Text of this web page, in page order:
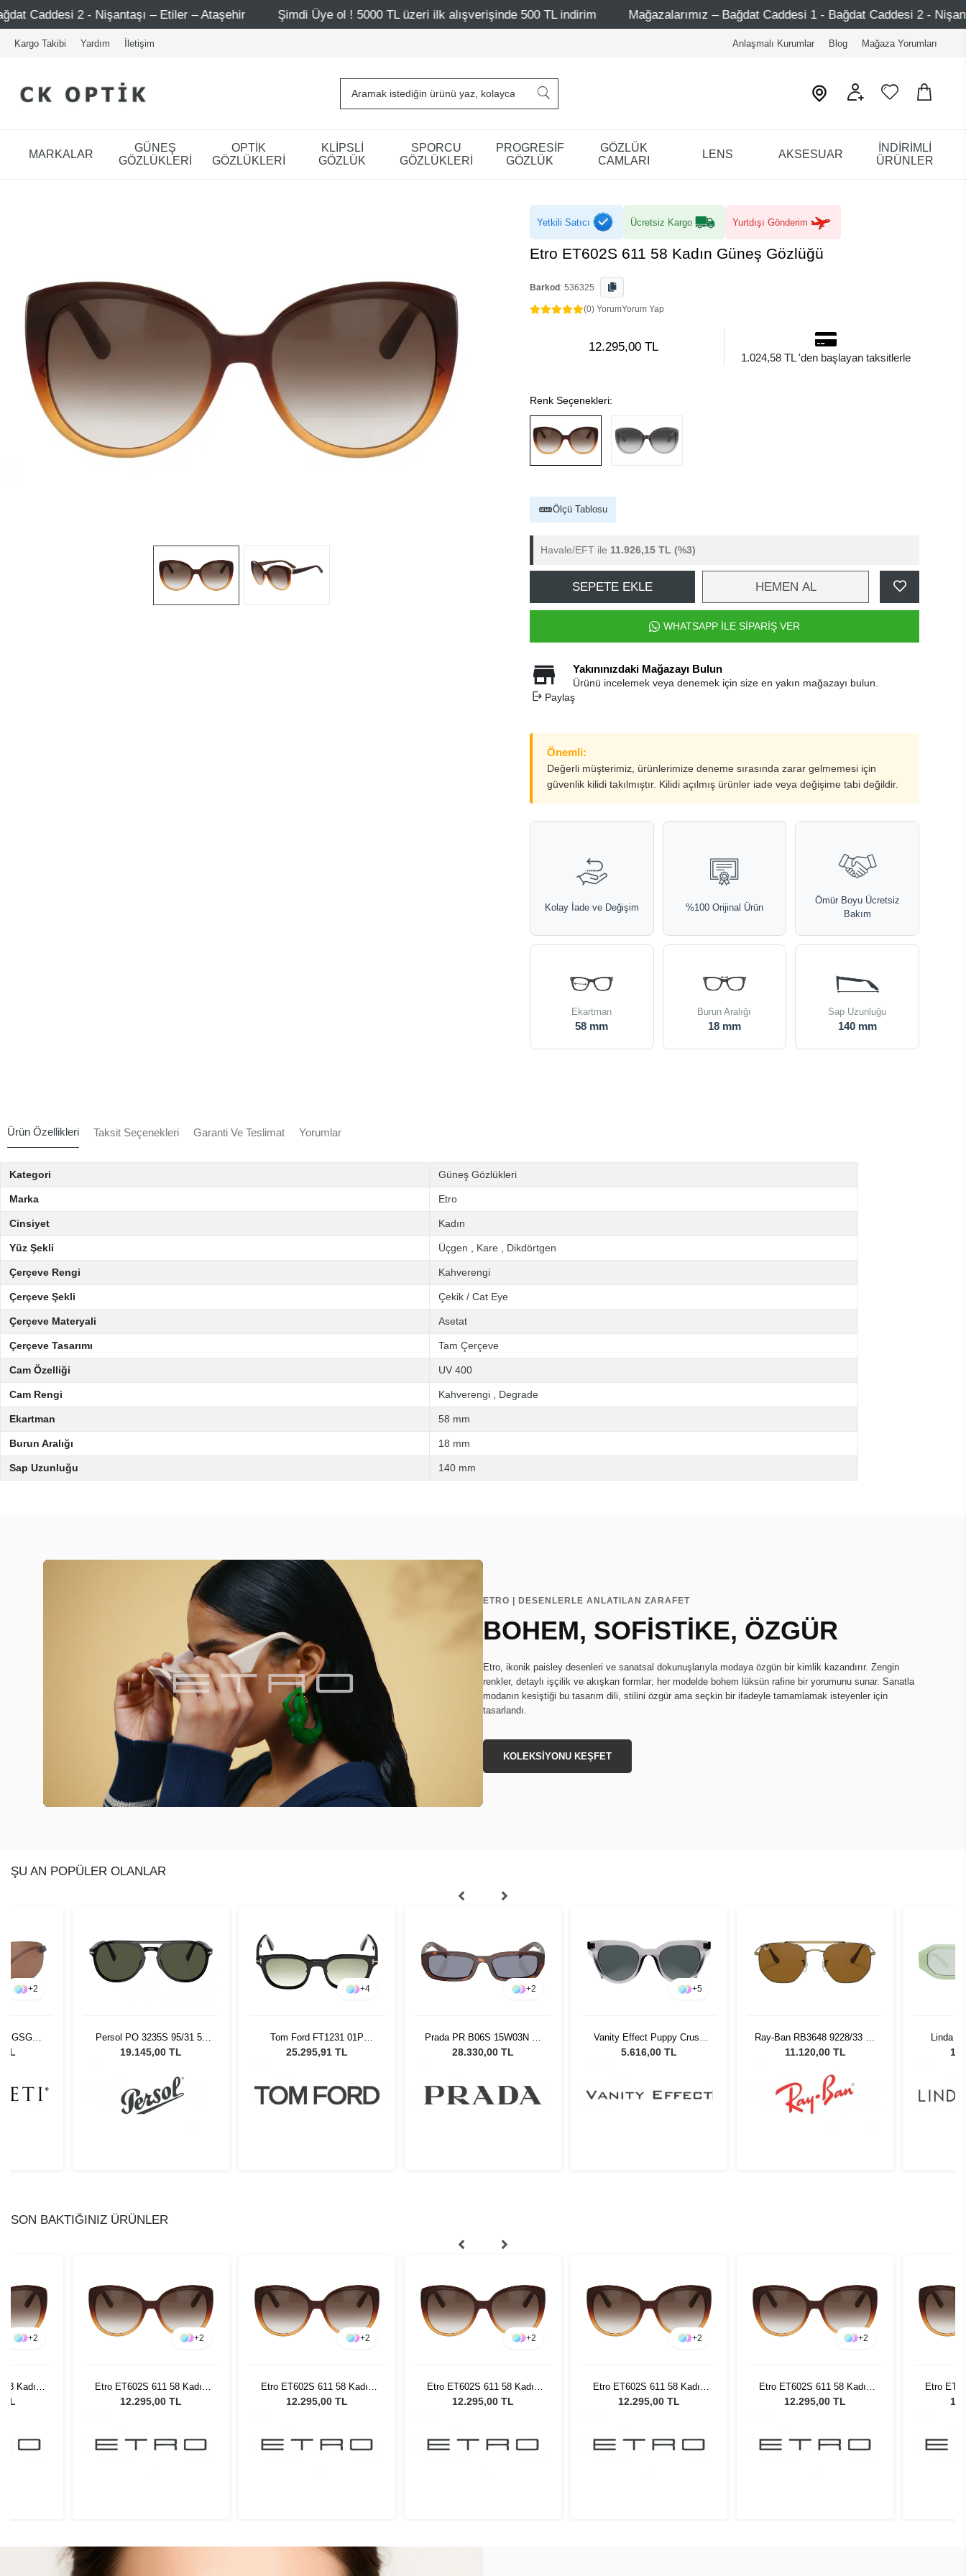
– Etiler – Ataşehir Şimdi Üye ol ! 5000 TL üzeri ilk alışverişinde 500 TL indirim Mağazalarımız – Bağdat Caddesi 1 - Bağdat Caddesi 2 - Nişantaşı – Etiler –
Kargo Takibi Yardım İletişim Anlaşmalı Kurumlar Blog Mağaza Yorumları
MARKALAR
GÜNEŞ
GÖZLÜKLERİ
OPTİK
GÖZLÜKLERİ
KLİPSLİ
GÖZLÜK
SPORCU
GÖZLÜKLERİ
PROGRESİF
GÖZLÜK
GÖZLÜK
CAMLARI
LENS AKSESUAR
İNDİRİMLİ
ÜRÜNLER
Yetkili Satıcı Ücretsiz Kargo Yurtdışı Gönderim
Etro ET602S 611 58 Kadın Güneş Gözlüğü
Barkod : 536325
(0) YorumYorum Yap
12.295,00 TL
1.024,58 TL 'den başlayan taksitlerle
Renk Seçenekleri:
Ölçü Tablosu
Havale/EFT ile 11.926,15 TL (%3)
SEPETE EKLE HEMEN AL
WHATSAPP İLE SİPARİŞ VER
Yakınınızdaki Mağazayı Bulun
Ürünü incelemek veya denemek için size en yakın mağazayı bulun.
Paylaş
Önemli:
Değerli müşterimiz, ürünlerimize deneme sırasında zarar gelmemesi için
güvenlik kilidi takılmıştır. Kilidi açılmış ürünler iade veya değişime tabi değildir.
Kolay İade ve Değişim %100 Orijinal Ürün
Ömür Boyu Ücretsiz
Bakım
Ekartman
58 mm
Burun Aralığı
18 mm
Sap Uzunluğu
140 mm
Ürün Özellikleri Taksit Seçenekleri Garanti Ve Teslimat Yorumlar
Kategori Güneş Gözlükleri
Marka Etro
Cinsiyet Kadın
Yüz Şekli Üçgen Kare Dikdörtgen
Çerçeve Rengi Kahverengi
Çerçeve Şekli Çekik / Cat Eye
Çerçeve Materyali Asetat
Çerçeve Tasarımı Tam Çerçeve
Cam Özelliği UV 400
Cam Rengi Kahverengi Degrade
Ekartman 58 mm
Burun Aralığı 18 mm
Sap Uzunluğu 140 mm
ETRO | DESENLERLE ANLATILAN ZARAFET
BOHEM, SOFİSTİKE, ÖZGÜR
Etro, ikonik paisley desenleri ve sanatsal dokunuşlarıyla modaya özgün bir kimlik kazandırır. Zengin
renkler, detaylı işçilik ve akışkan formlar; her modelde bohem lüksün rafine bir yorumunu sunar. Sanatla
modanın kesiştiği bu tasarım dili, stilini özgür ama seçkin bir ifadeyle tamamlamak isteyenler için
tasarlandı.
KOLEKSİYONU KEŞFET
ŞU AN POPÜLER OLANLAR
+2
GSG
TL
Persol PO 3235S 95/31 55
Unisex Güneş Gözlüğü
19.145,00 TL
+4
Tom Ford FT1231 01P
Unisex Güneş Gözlüğü
25.295,91 TL
+2
Prada PR B06S 15W03N 53
Kadın Güneş Gözlüğü
28.330,00 TL
+5
Vanity Effect Puppy Crush
TG1 Kadın Güneş Gözlüğü
5.616,00 TL
Ray-Ban RB3648 9228/33 54
Unisex Güneş Gözlüğü
11.120,00 TL
Linda
Mint/
SON BAKTIĞINIZ ÜRÜNLER
+2
Kadın
TL
+2
Etro ET602S 611 58 Kadın
Güneş Gözlüğü
12.295,00 TL
+2
Etro ET602S 611 58 Kadın
Güneş Gözlüğü
12.295,00 TL
+2
Etro ET602S 611 58 Kadın
Güneş Gözlüğü
12.295,00 TL
+2
Etro ET602S 611 58 Kadın
Güneş Gözlüğü
12.295,00 TL
+2
Etro ET602S 611 58 Kadın
Güneş Gözlüğü
12.295,00 TL
Etro